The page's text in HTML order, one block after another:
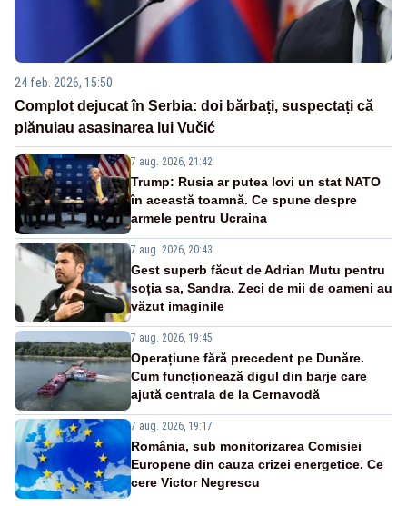
24 feb. 2026, 15:50
Complot dejucat în Serbia: doi bărbați, suspectați că
plănuiau asasinarea lui Vučić
7 aug. 2026, 21:42
Trump: Rusia ar putea lovi un stat NATO
în această toamnă. Ce spune despre
armele pentru Ucraina
7 aug. 2026, 20:43
Gest superb făcut de Adrian Mutu pentru
soția sa, Sandra. Zeci de mii de oameni au
văzut imaginile
7 aug. 2026, 19:45
Operațiune fără precedent pe Dunăre.
Cum funcționează digul din barje care
ajută centrala de la Cernavodă
7 aug. 2026, 19:17
România, sub monitorizarea Comisiei
Europene din cauza crizei energetice. Ce
cere Victor Negrescu